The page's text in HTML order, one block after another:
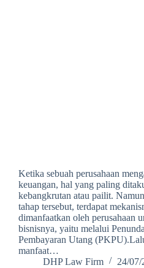
Ketika sebuah perusahaan
keuangan, hal yang paling
kebangkrutan atau pailit.
tahap tersebut, terdapat
dimanfaatkan oleh perusahaan
bisnisnya, yaitu melalui
Pembayaran Utang
manfaat…
DHP Law Firm
24/07/